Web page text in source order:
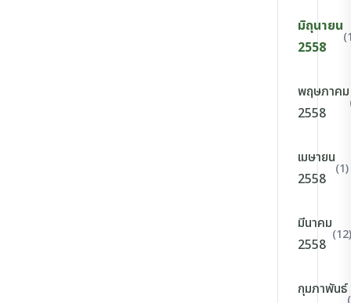
มิถุนายน
2558
พฤษภาคม
2558
เมษายน
2558
(1)
มีนาคม
2558
(12)
กุมภาพันธ์